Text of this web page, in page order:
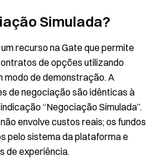
Simulada?
recurso na Gate que permite
de opções utilizando
modo de demonstração. A
de negociação são idênticas à
“Negociação Simulada”.
envolve custos reais; os fundos
pelo sistema da plataforma e
de experiência.